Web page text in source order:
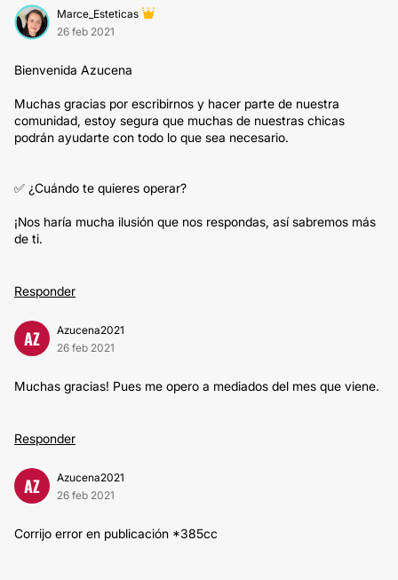
Marce_Esteticas
26 feb 2021
Bienvenida Azucena
Muchas gracias por escribirnos y hacer parte de nuestra
comunidad, estoy segura que muchas de nuestras chicas
podrán ayudarte con todo lo que sea necesario.
✅ ¿Cuándo te quieres operar?
¡Nos haría mucha ilusión que nos respondas, así sabremos más
de ti.
Responder
AZ
Azucena2021
26 feb 2021
Muchas gracias! Pues me opero a mediados del mes que viene.
Responder
AZ
Azucena2021
26 feb 2021
Corrijo error en publicación *385cc